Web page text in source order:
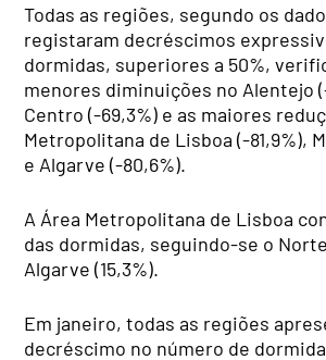
Todas as regiões, segundo os
registaram decréscimos
dormidas, superiores a 50%,
menores diminuições no Alentejo
Centro (-69,3%) e as maiores
Metropolitana de Lisboa (-81,9%),
e Algarve (-80,6%).
A Área Metropolitana de Lisboa
das dormidas, seguindo-se o Norte
Algarve (15,3%).
Em janeiro, todas as regiões
decréscimo no número de